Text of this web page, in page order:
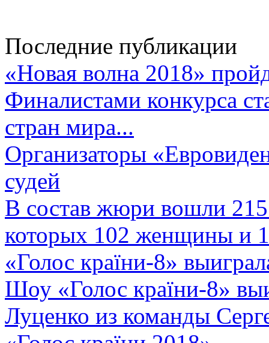
Последние публикации
«Новая волна 2018»
Финалистами конкурса
стран мира...
Организаторы
судей
В состав жюри вошли 215
которых 102 женщины и
«Голос країни-8»
Шоу «Голос країни-8»
Луценко из команды